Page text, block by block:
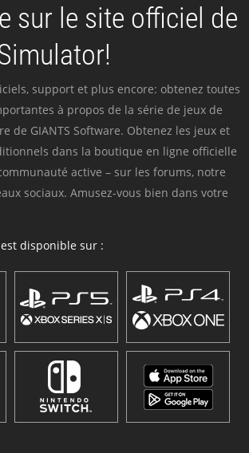
sur le site officiel de
support et plus encore: obtenez toutes
à propos de la série de jeux de
de GIANTS Software. Obtenez les jeux et
dans la boutique en ligne officielle
active – sur les forums, notre
sociaux. Amusez-vous bien dans votre
disponible sur :